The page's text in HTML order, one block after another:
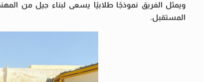
ويمثل الفريق نموذجًا طلابيًا يسعى لبناء جيل من
المستقبل.